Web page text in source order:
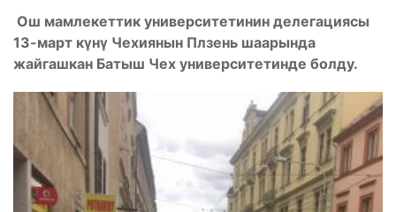
Ош мамлекеттик университетинин делегациясы
13-март күнү Чехиянын Плзень шаарында
жайгашкан Батыш Чех университетинде болду.